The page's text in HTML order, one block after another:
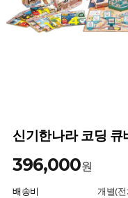
신기한나라 코딩 큐
396,000원
배송비 개별(